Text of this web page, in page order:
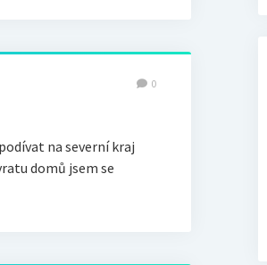
0
na severní kraj
domů jsem se